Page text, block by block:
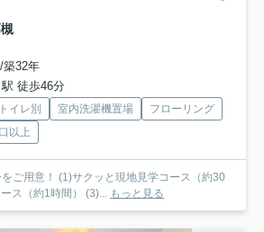
築32年
徒歩46分
イレ別 室内洗濯機置場
フローリング
以上
ご用意！ (1)サクッと現地見学コース（約30
ス（約1時間） (3)... もっと見る